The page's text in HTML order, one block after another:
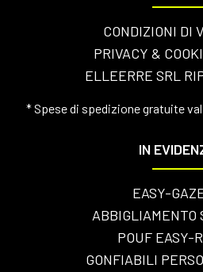
CONDIZIONI DI
PRIVACY &
ELLEERRE SRL
* Spese di spedizione gratuite
IN
EASY-
ABBIGLIAMENTO
POUF EASY-
GONFIABILI